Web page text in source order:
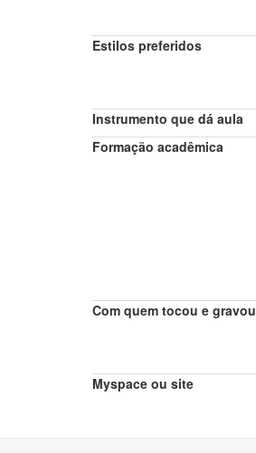
Estilos preferidos
Instrumento que dá aula
Formação acadêmica
Com quem tocou e gravou
Myspace ou site